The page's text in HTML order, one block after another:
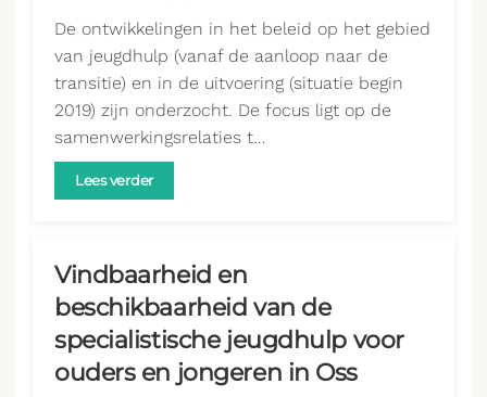
De ontwikkelingen in het beleid op het gebied
van jeugdhulp (vanaf de aanloop naar de
transitie) en in de uitvoering (situatie begin
2019) zijn onderzocht. De focus ligt op de
samenwerkingsrelaties t…
Lees verder
Vindbaarheid en
beschikbaarheid van de
specialistische jeugdhulp voor
ouders en jongeren in Oss